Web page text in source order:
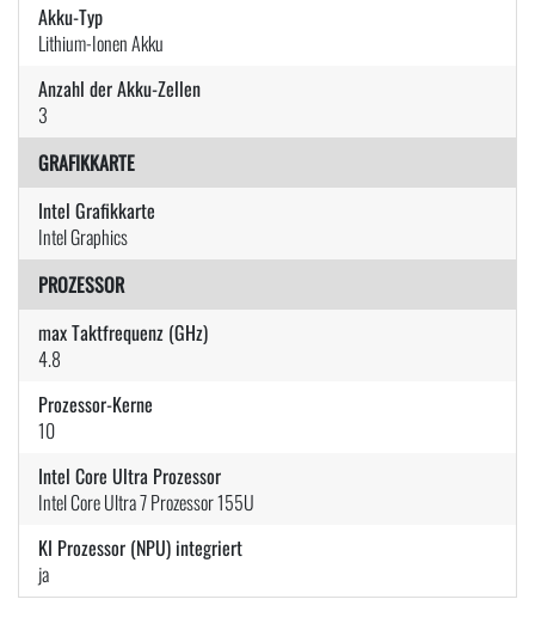
Akku-Typ
Lithium-Ionen Akku
Anzahl der Akku-Zellen
3
GRAFIKKARTE
Intel Grafikkarte
Intel Graphics
PROZESSOR
max Taktfrequenz (GHz)
4.8
Prozessor-Kerne
10
Intel Core Ultra Prozessor
Intel Core Ultra 7 Prozessor 155U
KI Prozessor (NPU) integriert
ja